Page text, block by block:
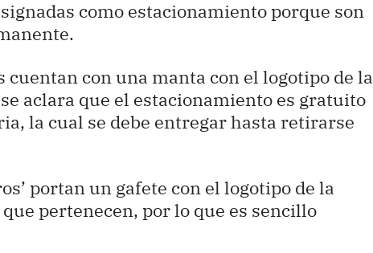
como estacionamiento porque son
cuentan con una manta con el logotipo de la
se aclara que el estacionamiento es gratuito
la cual se debe entregar hasta retirarse
portan un gafete con el logotipo de la
pertenecen, por lo que es sencillo